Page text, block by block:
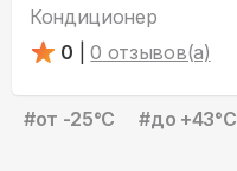
Кондиционер
0
0 отзывов(а)
#от -25°С #до +43°С